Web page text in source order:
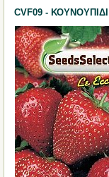
CVF09 -